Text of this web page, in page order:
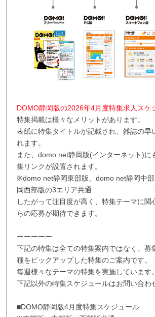
DOMO静岡版の2026年4月度特集求人スケ
特集掲載は様々なメリットがあります。
表紙に特集タイトルが記載され、雑誌の早
れます。
また、domo net静岡版(インターネット)に
集リンクが設置されます。
※domo net静岡東部版、domo net静岡中
岡西部版の3エリア共通
したがって注目度が高く、特集テーマに関
らの応募が期待できます。
ーーーーー
下記の特集は全ての特集案内ではなく、募
種をピックアップした特集のご案内です。
毎週様々なテーマの特集を実施しています。
下記以外の特集スケジュールはお問い合わ
■DOMO静岡版4月度特集スケジュール